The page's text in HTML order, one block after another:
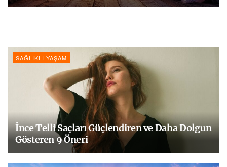
SAĞLIKLI YAŞAM
İnce Telli Saçları Güçlendiren ve Daha Dolgun
Gösteren 9 Öneri